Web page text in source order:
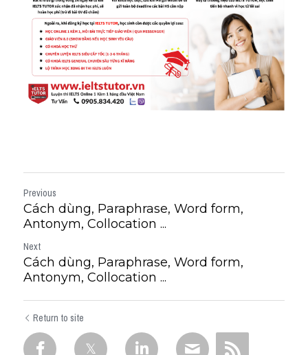
Previous
Cách dùng, Paraphrase, Word form,
Antonym, Collocation ...
Next
Cách dùng, Paraphrase, Word form,
Antonym, Collocation ...
Return to site